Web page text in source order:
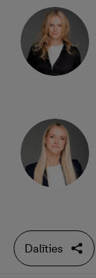
Dalīties